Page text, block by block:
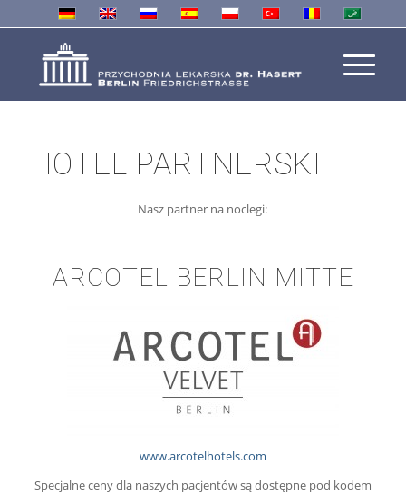
HOTEL PARTNERSKI
Nasz partner na noclegi:
ARCOTEL BERLIN MITTE
www.arcotelhotels.com
Specjalne ceny dla naszych pacjentów są dostępne pod kodem